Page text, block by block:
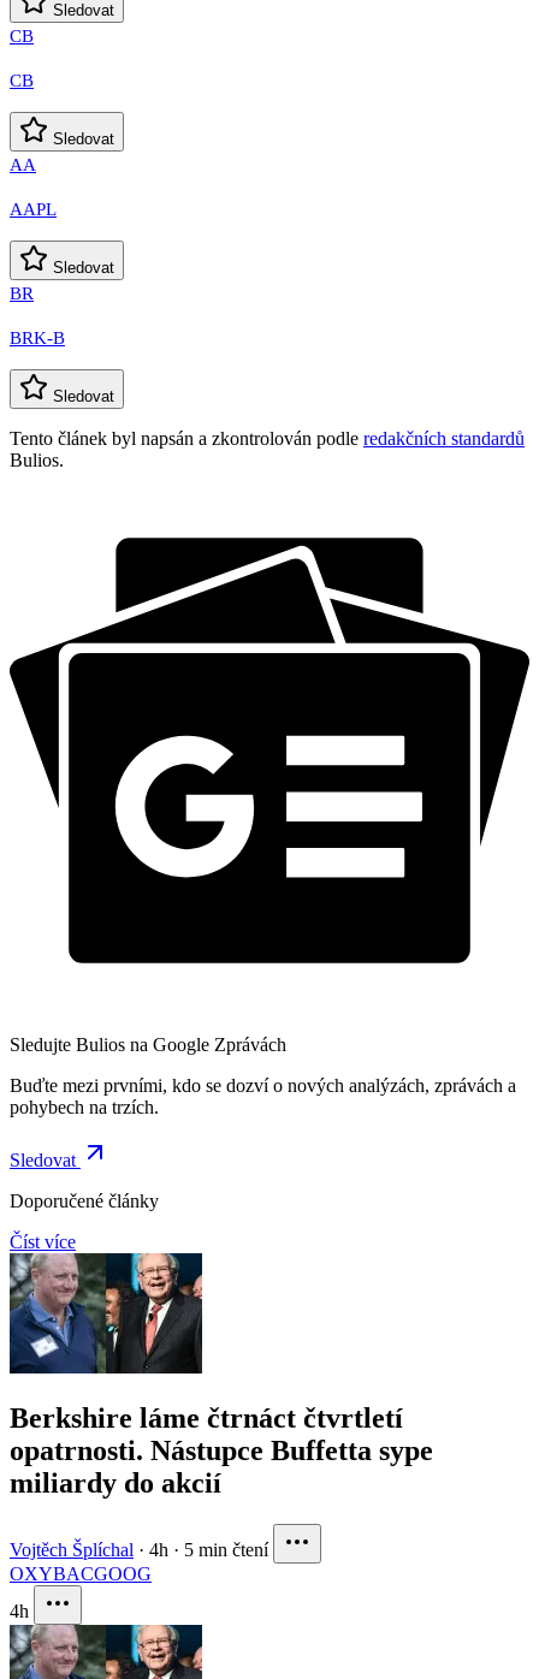
Sledovat
CB
CB
Sledovat
AA
AAPL
Sledovat
BR
BRK-B
Sledovat
Tento článek byl napsán a zkontrolován podle redakčních standardů
Bulios.
Sledujte Bulios na Google Zprávách
Buďte mezi prvními, kdo se dozví o nových analýzách, zprávách a
pohybech na trzích.
Sledovat
Doporučené články
Číst více
Berkshire láme čtrnáct čtvrtletí
opatrnosti. Nástupce Buffetta sype
miliardy do akcií
Vojtěch Šplíchal · 4h · 5 min čtení
OXYBACGOOG
4h